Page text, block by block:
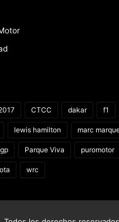
CTCC dakar f1
lewis hamilton marc
Parque Viva puromotor
wrc